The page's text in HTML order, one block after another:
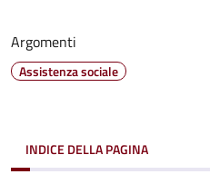
Argomenti
Assistenza sociale
INDICE DELLA PAGINA